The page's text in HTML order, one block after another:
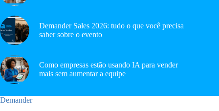
Demander Sales 2026: tudo o que você precisa
saber sobre o evento
Como empresas estão usando IA para vender
mais sem aumentar a equipe
Demander